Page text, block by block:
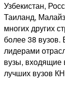
Узбекистан,
Таиланд,
многих других
более 38 вузов.
лидерами
вузы, входящие
лучших вузов